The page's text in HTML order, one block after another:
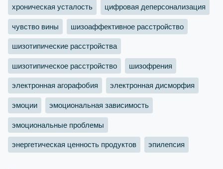
хроническая усталость цифровая деперсонализация
чувство вины шизоаффективное расстройство
шизотипические расстройства
шизотипическое расстройство шизофрения
электронная агорафобия электронная дисморфия
эмоции эмоциональная зависимость
эмоциональные проблемы
энергетическая ценность продуктов эпилепсия